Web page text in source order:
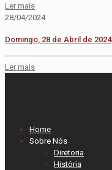
Ler mais
28/04/2024
Domingo, 28 de Abril de 2024
Ler mais
Home
Sobre Nós
Diretoria
História